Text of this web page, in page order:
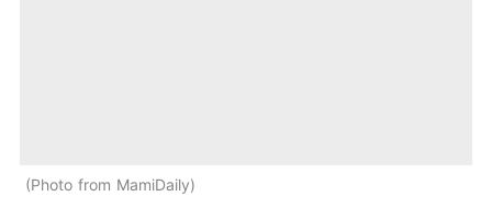
Photo from MamiDaily